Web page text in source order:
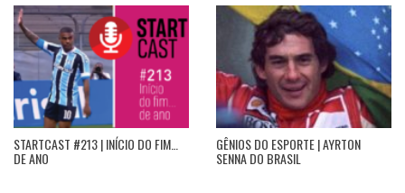
STARTCAST #213 | INÍCIO DO FIM…
DE ANO
GÊNIOS DO ESPORTE | AYRTON
SENNA DO BRASIL